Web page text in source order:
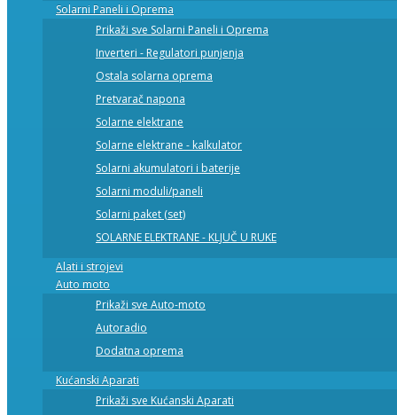
Solarni Paneli i Oprema
Prikaži sve Solarni Paneli i Oprema
Inverteri - Regulatori punjenja
Ostala solarna oprema
Pretvarač napona
Solarne elektrane
Solarne elektrane - kalkulator
Solarni akumulatori i baterije
Solarni moduli/paneli
Solarni paket (set)
SOLARNE ELEKTRANE - KLJUČ U RUKE
Alati i strojevi
Auto moto
Prikaži sve Auto-moto
Autoradio
Dodatna oprema
Kućanski Aparati
Prikaži sve Kućanski Aparati